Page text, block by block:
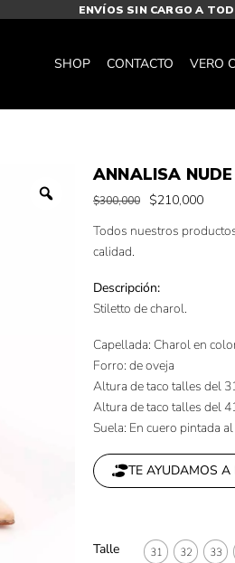
ENVÍOS SIN CARGO A
SHOP CONTACTO VERO
ANNALISA NUDE
$300,000 $210,000
Todos nuestros
calidad.
Descripción:
Stiletto de charol.
Capellada: Charol en
Forro: de oveja
Altura de taco talles del
Altura de taco talles del
Suela: En cuero pintada
TE AYUDAMOS A
Talle 31 32 33